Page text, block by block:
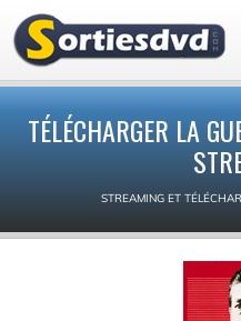
TÉLÉCHARGER LA
STREAMING ET